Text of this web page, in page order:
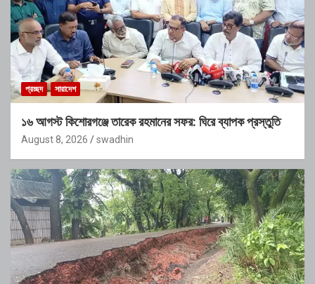
প্রচ্ছদ সারাদেশ
১৬ আগস্ট কিশোরগঞ্জে তারেক রহমানের সফর: ঘিরে ব্যাপক প্রস্তুতি
August 8, 2026 swadhin